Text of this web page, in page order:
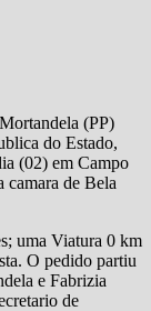
(PP)
do Estado,
(02) em Campo
camara de Bela
uma Viatura 0 km
O pedido partiu
e Fabrizia
de